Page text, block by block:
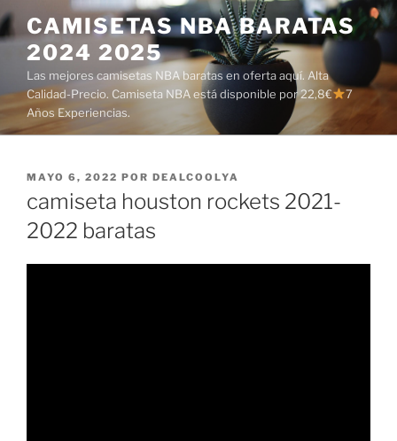
Saltar
al
contenido
CAMISETAS NBA BARATAS
2024 2025
Las mejores camisetas NBA baratas en oferta aquí. Alta
Calidad-Precio. Camiseta NBA está disponible por 22,8€
7
Años Experiencias.
PUBLICADO
MAYO 6, 2022 POR DEALCOOLYA
camiseta houston rockets 2021-
2022 baratas